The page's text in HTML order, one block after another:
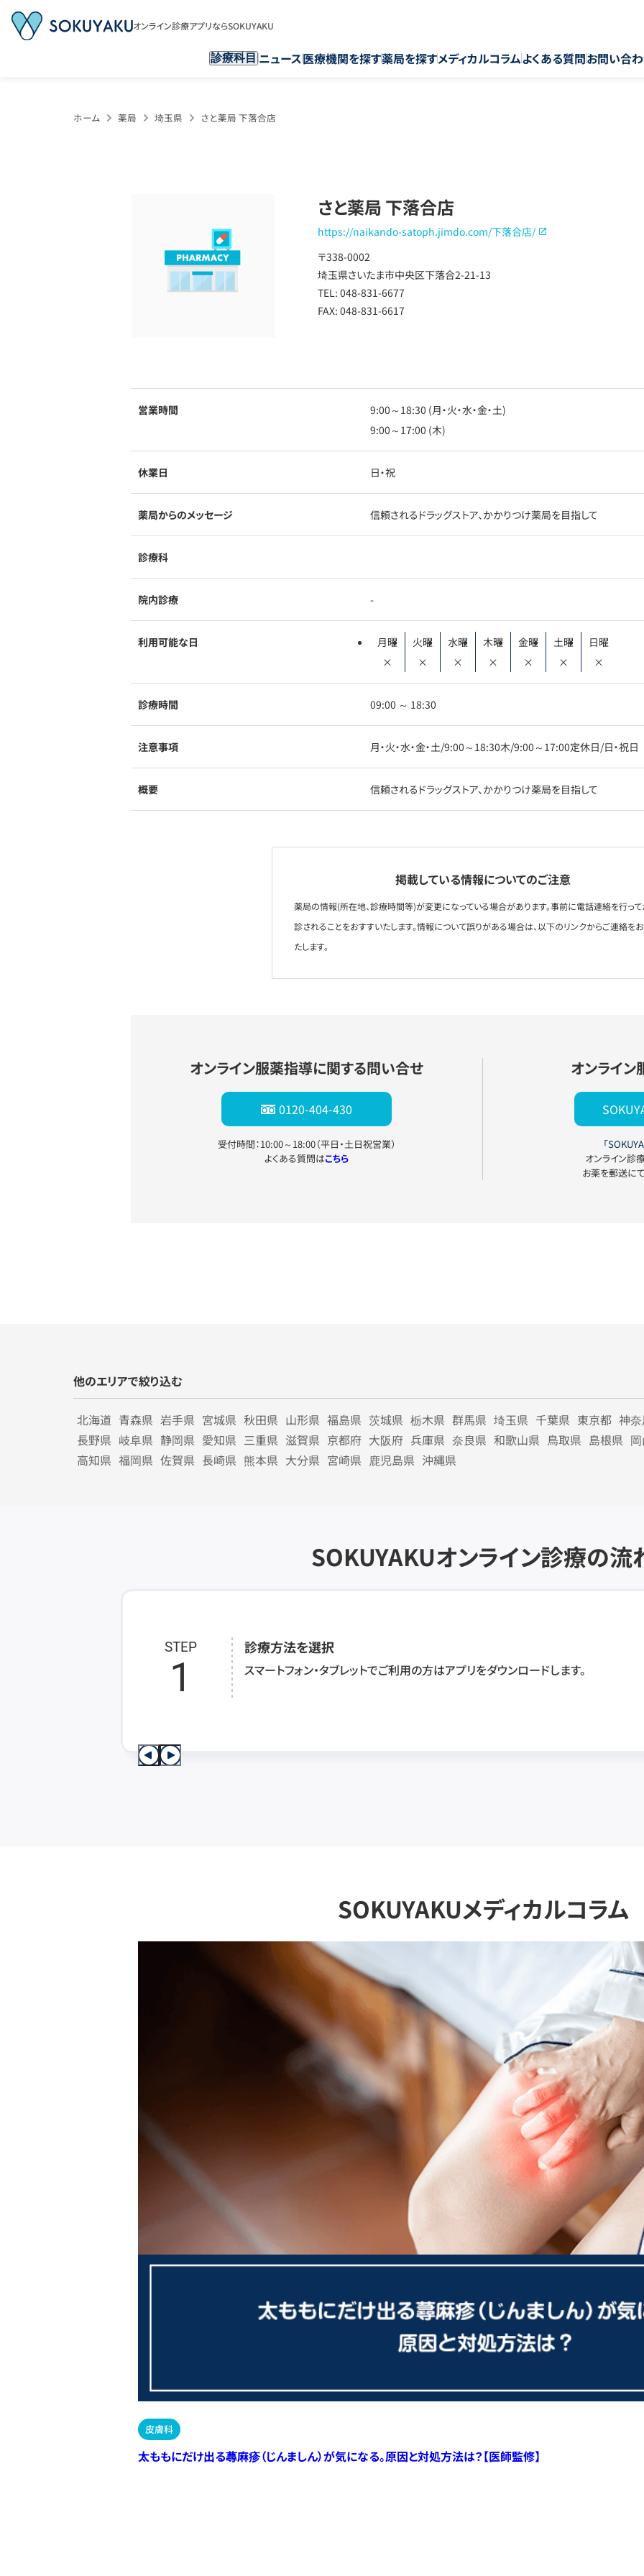
オンライン診療アプリならSOKUYAKU
診療科目 ニュース医療機関を探す薬局を探すメディカルコラムよくある質問お問い合
ホーム 薬局 埼玉県 さと薬局 下落合店
さと薬局 下落合店
https://naikando-satoph.jimdo.com/下落合店/
〒338-0002
埼玉県さいたま市中央区下落合2-21-13
TEL: 048-831-6677
FAX: 048-831-6617
営業時間
9:00～18:30 (月・火・水・金・土)
9:00～17:00 (木)
休業日 日・祝
薬局からのメッセージ 信頼されるドラッグストア、かかりつけ薬局を目指して
診療科
院内診療 -
利用可能な日
月曜
×
火曜
×
水曜
×
木曜
×
金曜
×
土曜
×
日曜
×
診療時間 09:00 ～ 18:30
注意事項 月・火・水・金・土/9:00～18:30木/9:00～17:00定休日/日・祝日
概要 信頼されるドラッグストア、かかりつけ薬局を目指して
掲載している情報についてのご注意
薬局の情報(所在地、診療時間等)が変更になっている場合があります。事前に電話連絡を行っ
診されることをおすすいたします。情報について誤りがある場合は、以下のリンクからご連絡を
たします。
オンライン服薬指導に関する問い合せ
0120-404-430
受付時間：10:00～18:00（平日・土日祝営業）
よくある質問はこちら
オンライ
「
オンライン診
お薬を郵送に
他のエリアで絞り込む
北海道 青森県 岩手県 宮城県 秋田県 山形県 福島県 茨城県 栃木県 群馬県 埼玉県 千葉県 東京都 神
長野県 岐阜県 静岡県 愛知県 三重県 滋賀県 京都府 大阪府 兵庫県 奈良県 和歌山県 鳥取県 島根県
高知県 福岡県 佐賀県 長崎県 熊本県 大分県 宮崎県 鹿児島県 沖縄県
SOKUYAKUオンライン診療の流
STEP
1
診療方法を選択
スマートフォン・タブレットでご利用の方はアプリをダウンロードします。
SOKUYAKUメディカルコラム
皮膚科
太ももにだけ出る蕁麻疹（じんましん）が気になる。原因と対処方法は？【医師監修】